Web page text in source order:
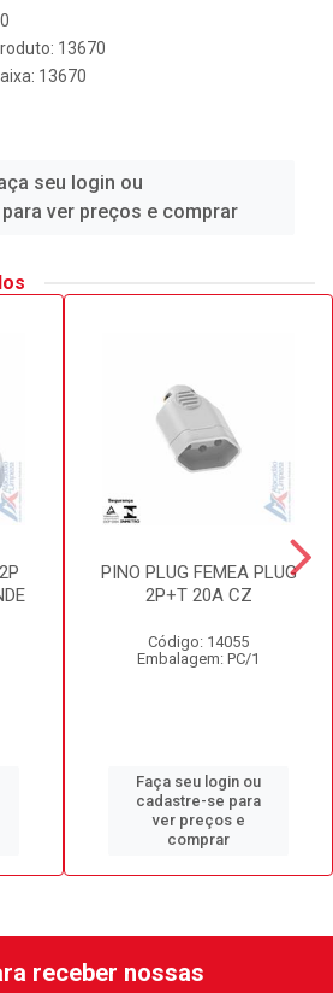
13670
13670
seu login ou
ver preços e comprar
PINO PLUG FEMEA PLUG
2P+T 20A CZ
Código: 14055
Embalagem: PC/1
Faça seu login ou
cadastre-se para
ver preços e
comprar
receber nossas